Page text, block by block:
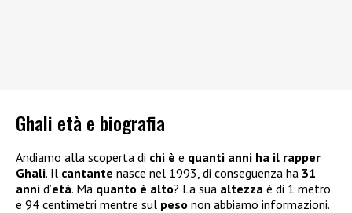
Ghali età e biografia
Andiamo alla scoperta di chi è e quanti anni ha il rapper
Ghali. Il cantante nasce nel 1993, di conseguenza ha 31
anni d’età. Ma quanto è alto? La sua altezza è di 1 metro
e 94 centimetri mentre sul peso non abbiamo informazioni.